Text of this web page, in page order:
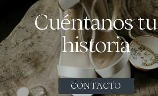
Cuéntanos tu
historia
CONTACTO